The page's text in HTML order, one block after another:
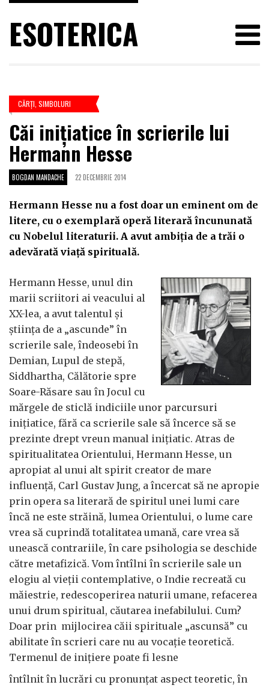
ESOTERICA
CĂRŢI SIMBOLURI
Căi iniţiatice în scrierile lui
Hermann Hesse
BOGDAN MANDACHE 22 DECEMBRIE 2014
Hermann Hesse nu a fost doar un eminent om de
litere, cu o exemplară operă literară încununată
cu Nobelul literaturii. A avut ambiţia de a trăi o
adevărată viaţă spirituală.
Hermann Hesse, unul din
marii scriitori ai veacului al
XX-lea, a avut talentul şi
ştiinţa de a „ascunde” în
scrierile sale, îndeosebi în
Demian, Lupul de stepă,
Siddhartha, Călătorie spre
Soare-Răsare sau în Jocul cu
mărgele de sticlă indiciile unor parcursuri
iniţiatice, fără ca scrierile sale să încerce să se
prezinte drept vreun manual iniţiatic. Atras de
spiritualitatea Orientului, Hermann Hesse, un
apropiat al unui alt spirit creator de mare
influenţă, Carl Gustav Jung, a încercat să ne apropie
prin opera sa literară de spiritul unei lumi care
încă ne este străină, lumea Orientului, o lume care
vrea să cuprindă totalitatea umană, care vrea să
unească contrariile, în care psihologia se deschide
către metafizică. Vom întîlni în scrierile sale un
elogiu al vieţii contemplative, o Indie recreată cu
măiestrie, redescoperirea naturii umane, refacerea
unui drum spiritual, căutarea inefabilului. Cum?
Doar prin mijlocirea căii spirituale „ascunsă” cu
abilitate în scrieri care nu au vocaţie teoretică.
Termenul de iniţiere poate fi lesne
întîlnit în lucrări cu pronunţat aspect teoretic, în